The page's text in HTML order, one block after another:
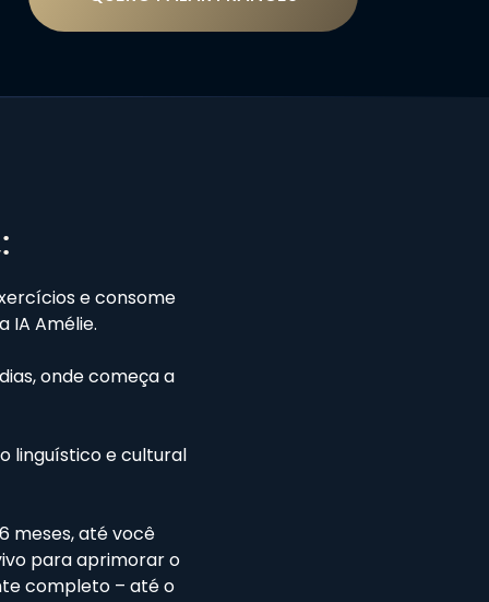
e consome
IA Amélie.
onde começa a
linguístico e cultural
meses, até você
para aprimorar o
completo – até o